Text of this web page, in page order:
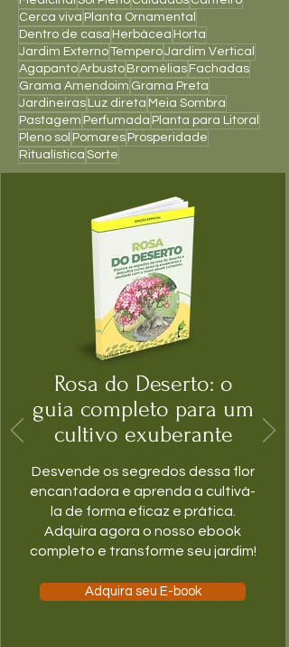
Cerca viva Planta Ornamental
Dentro de casa Herbácea Horta
Jardim ExternoTemperoJardim Vertical
AgapantoArbusto Bromélias Fachadas
Grama Amendoim Grama Preta
Jardineiras Luz direta Meia Sombra
Pastagem Perfumada Planta para Litoral
Pleno sol Pomares Prosperidade
Ritualística Sorte
Rosa do Deserto: o
guia completo para um
cultivo exuberante
Desvende os segredos dessa flor
encantadora e aprenda a cultivá-
la de forma eficaz e prática.
Adquira agora o nosso ebook
completo e transforme seu jardim!
Adquira seu E-book